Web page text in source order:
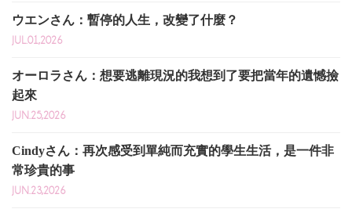
ウエンさん：暫停的人生，改變了什麼？
JUL.01,2026
オーロラさん：想要逃離現況的我想到了要把當年的遺憾撿
起來
JUN.25,2026
Cindyさん：再次感受到單純而充實的學生生活，是一件非
常珍貴的事
JUN.23,2026